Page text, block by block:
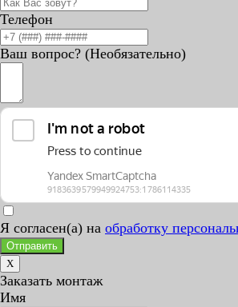
Телефон
Ваш вопрос? (Необязательно)
Я согласен(а) на обработку
Отправить
X
Заказать монтаж
Имя